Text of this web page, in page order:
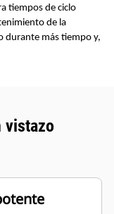
tiempos de ciclo
de la
durante más tiempo y,
vistazo